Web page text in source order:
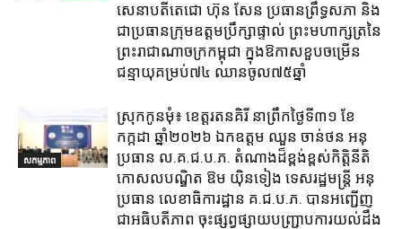
សេនាបតីតេជោ ហ៊ុន សែន ប្រធានព្រឹទ្ធសភា និង
ជាប្រធានក្រុមឧត្តមប្រឹក្សាផ្ទាល់ ព្រះមហាក្សត្រនៃ
ព្រះរាជាណាចក្រកម្ពុជា ក្នុងឱកាសខួបចម្រើន
ជន្មាយុគម្រប់៧៤ ឈានចូល៧៥ឆ្នាំ
សកម្មភាព
ស្រុក​កូនមុំ៖ ខេត្ត​រតនគិរី​ នាព្រឹកថ្ងៃទី៣១​ ខែ
កក្កដា ឆ្នាំ២០២៦ ឯកឧត្តម​ ឈួន ចាន់ថន អនុ
ប្រធាន ល.គ.ជ.ប.ភ. តំណាង​ដ៏ខ្ពង់ខ្ពស់​កិត្តិនីតិ
កោសលបណ្ឌិត​ ឱម​ យ៉ិនទៀង​ ទេសរដ្ឋមន្រ្តី​ អនុ
ប្រធាន​ លេខាធិការ​ដ្ឋាន​ គ.ជ.ប.ភ​. បានអញ្ជើញ
ជាអធិបតីភាព​ ចុះផ្សព្វផ្សាយ​បញ្ជ្រាប​ការ​យល់​ដឹង​